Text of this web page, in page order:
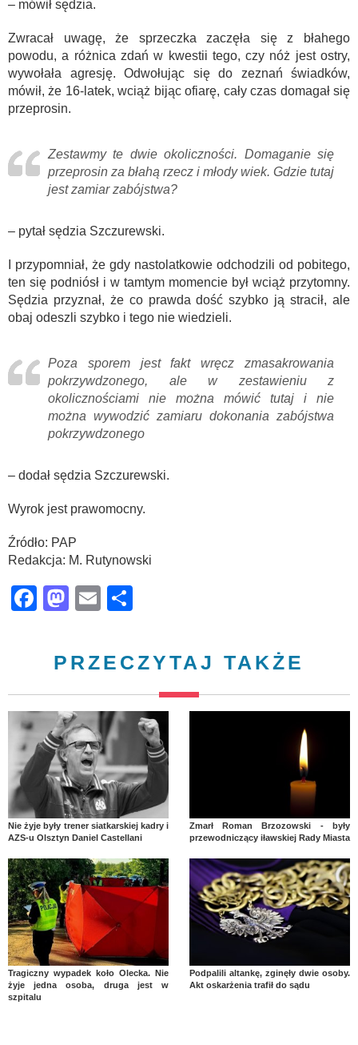
– mówił sędzia.
Zwracał uwagę, że sprzeczka zaczęła się z błahego
powodu, a różnica zdań w kwestii tego, czy nóż jest ostry,
wywołała agresję. Odwołując się do zeznań świadków,
mówił, że 16-latek, wciąż bijąc ofiarę, cały czas domagał się
przeprosin.
Zestawmy te dwie okoliczności. Domaganie się
przeprosin za błahą rzecz i młody wiek. Gdzie tutaj
jest zamiar zabójstwa?
– pytał sędzia Szczurewski.
I przypomniał, że gdy nastolatkowie odchodzili od pobitego,
ten się podniósł i w tamtym momencie był wciąż przytomny.
Sędzia przyznał, że co prawda dość szybko ją stracił, ale
obaj odeszli szybko i tego nie wiedzieli.
Poza sporem jest fakt wręcz zmasakrowania
pokrzywdzonego, ale w zestawieniu z
okolicznościami nie można mówić tutaj i nie
można wywodzić zamiaru dokonania zabójstwa
pokrzywdzonego
– dodał sędzia Szczurewski.
Wyrok jest prawomocny.
Źródło: PAP
Redakcja: M. Rutynowski
Facebook
Mastodon
Email
PRZECZYTAJ TAKŻE
Nie żyje były trener siatkarskiej kadry i
AZS-u Olsztyn Daniel Castellani
Zmarł Roman Brzozowski - były
przewodniczący iławskiej Rady Miasta
Tragiczny wypadek koło Olecka. Nie
żyje jedna osoba, druga jest w
szpitalu
Podpalili altankę, zginęły dwie osoby.
Akt oskarżenia trafił do sądu